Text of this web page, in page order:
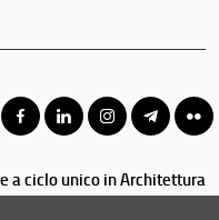
a ciclo unico in Architettura